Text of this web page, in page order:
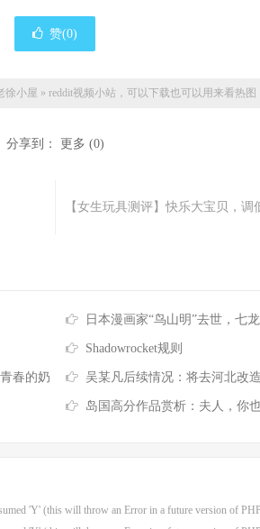
赞(0)
徐小屋 » reddit视频小站，可以下载也可以用来看热图
分享到： 更多 (0)
【女生玩具测评】快乐大宝贝，
日本漫画家“鸟山明”去世，七龙珠+阿
Shadowrocket规则
春的奶 吴某凡后续情况：将去河北改造，可以
岛国高分作品赏析：夫人，你
'Y' (this will throw an Error in a future version of